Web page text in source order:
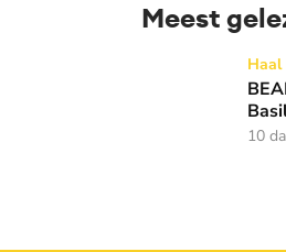
Meest
BEAM x WAY:
10